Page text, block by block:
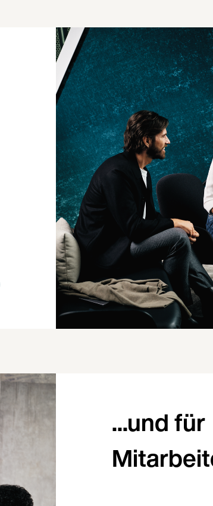
...und für